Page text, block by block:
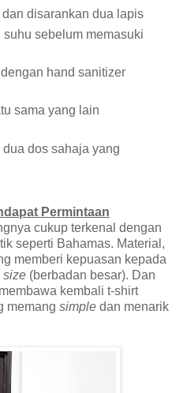
disarankan dua lapis
sebelum memasuki
hand sanitizer
sama yang lain
dos sahaja yang
Permintaan
cukup terkenal dengan
seperti Bahamas. Material,
memberi kepuasan kepada
size (berbadan besar). Dan
kembali t-shirt
memang simple dan menarik